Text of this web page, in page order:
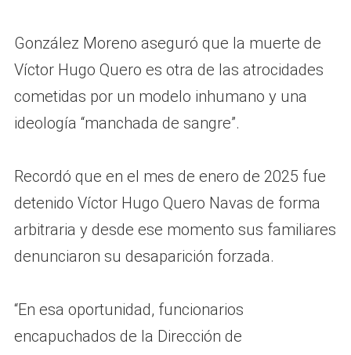
González Moreno aseguró que la muerte de
Víctor Hugo Quero es otra de las atrocidades
cometidas por un modelo inhumano y una
ideología “manchada de sangre”.
Recordó que en el mes de enero de 2025 fue
detenido Víctor Hugo Quero Navas de forma
arbitraria y desde ese momento sus familiares
denunciaron su desaparición forzada.
“En esa oportunidad, funcionarios
encapuchados de la Dirección de